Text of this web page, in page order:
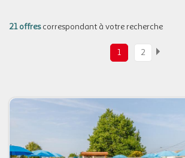
21 offrescorrespondant à votre recherche
1 2